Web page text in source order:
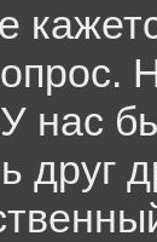
нас
друг